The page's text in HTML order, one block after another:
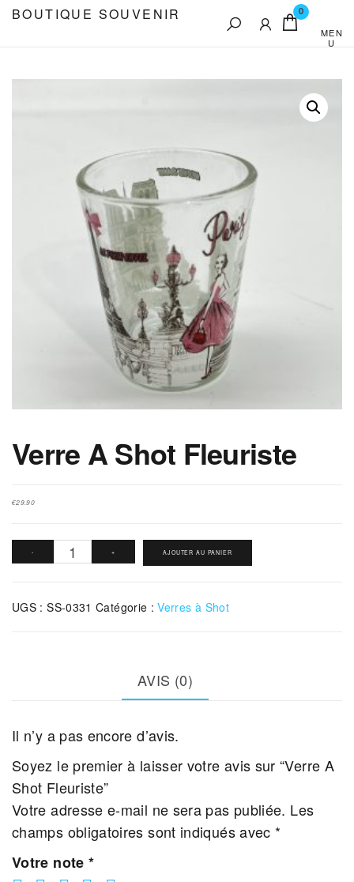
AllerBOUTIQUE SOUVENIR 0
MEN
U
Verre A Shot Fleuriste
€29.90
-
quantité
A
+ AJOUTER AU PANIER
UGS :SS-0331 Catégorie :Verres à Shot
AVIS (0)
Il n’y a pas encore d’avis.
Soyez le premier à laisser votre avis sur “Verre A
Shot Fleuriste”
Votre adresse e-mail ne sera pas publiée. Les
champs obligatoires sont indiqués avec *
Votre note *